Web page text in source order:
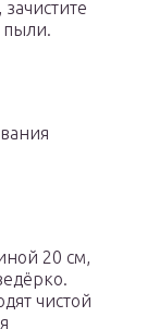
пыли.
20 см,
чистой